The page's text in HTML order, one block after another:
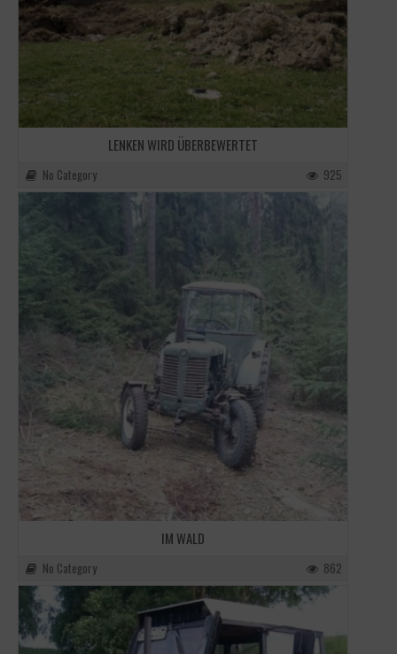
LENKEN WIRD ÜBERBEWERTET
No Category 925
IM WALD
No Category 862